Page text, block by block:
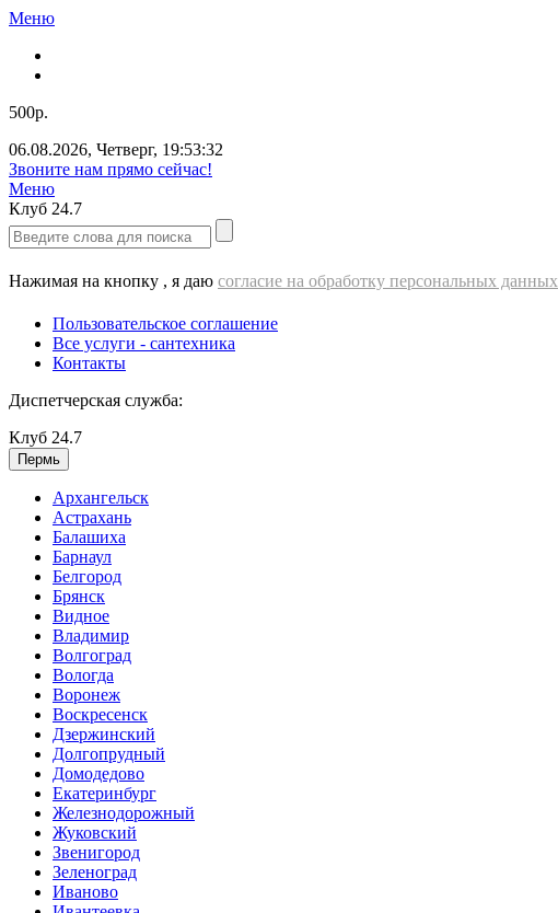
Меню
500р.
06.08.2026, Четверг, 19:53:33
ВЫЕЗД cантехника - 500 РУБЛЕЙ!!!
Меню
Клуб 24.7
Нажимая на кнопку , я даю согласие на обработку персональных данных
Пользовательское соглашение
Все услуги - cантехника
Контакты
Диспетчерская служба:
Клуб 24.7
Пермь
Архангельск
Астрахань
Балашиха
Барнаул
Белгород
Брянск
Видное
Владимир
Волгоград
Вологда
Воронеж
Воскресенск
Дзержинский
Долгопрудный
Домодедово
Екатеринбург
Железнодорожный
Жуковский
Звенигород
Зеленоград
Иваново